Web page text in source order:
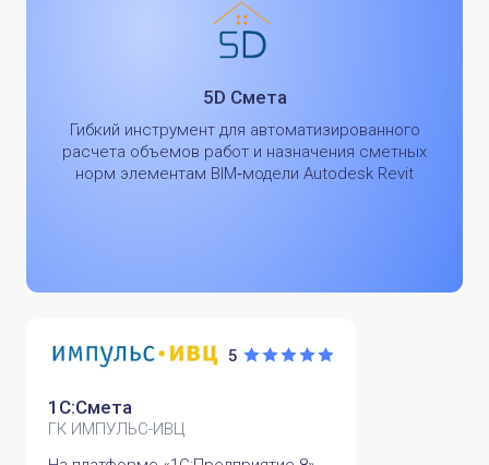
5
1С:Смета
ГК ИМПУЛЬС-ИВЦ
5D Смета
Гибкий инструмент для автоматизированного
расчета объемов работ и назначения сметных
норм элементам BIM‑модели Autodesk Revit